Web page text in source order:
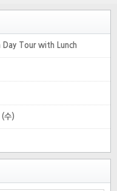
Tour with Lunch
(수)